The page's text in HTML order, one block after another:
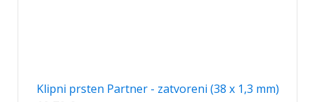
Klipni prsten Partner - zatvoreni (38 x 1,3 mm)